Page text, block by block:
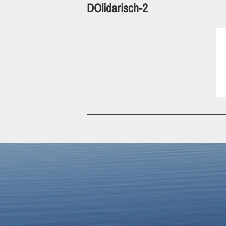
DOlidarisch-2